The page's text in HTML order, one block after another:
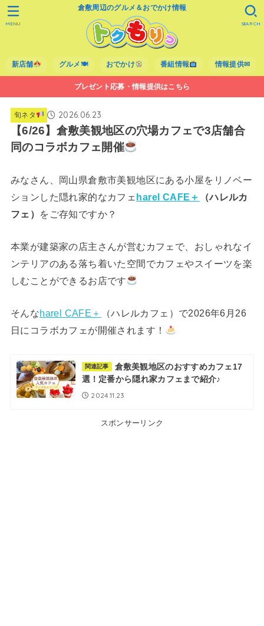
倉敷周辺のグルメ＆おでかけ情報
新店舗 グルメ🍽 おでかけ 番組情報 情報提供✉
SEARCH
MENU
プレゼント応募・情報提供はこちら
旬ネタ 2026.06.23
【6/26】倉敷美観地区の穴場カフェで3店舗合
同のコラボカフェ開催
みなさん、岡山県倉敷市美観地区にある小屋をリノベー
ションした隠れ家的なカフェ harel CAFE＋
（ハレルカ
フェ）
をご存知ですか？
本業が建築家の店主さんが営むカフェで、おしゃれなイ
ンテリアのある落ち着いた空間でカフェやスイーツを楽
しむことができるお店です
そんなharel CAFE＋
（ハレルカフェ）で2026年6月26
日にコラボカフェが開催されます！
関連記事
倉敷美観地区のおすすめカフェ17
選！定番から隠れ家カフェまで紹介♪
2024.11.23
スポンサーリンク